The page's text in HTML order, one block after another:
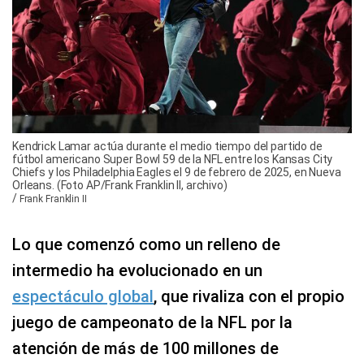
Kendrick Lamar actúa durante el medio tiempo del partido de
fútbol americano Super Bowl 59 de la NFL entre los Kansas City
Chiefs y los Philadelphia Eagles el 9 de febrero de 2025, en Nueva
Orleans. (Foto AP/Frank Franklin II, archivo)
/ Frank Franklin II
Lo que comenzó como un relleno de
intermedio ha evolucionado en un
espectáculo global, que rivaliza con el propio
juego de campeonato de la NFL por la
atención de más de 100 millones de